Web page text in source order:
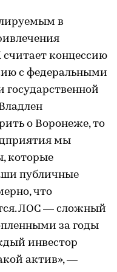
в
концессию
с федеральными
о Воронеже, то
мы
которые
публичные
что
ЛОС — сложный
за годы
инвестор
актив», —